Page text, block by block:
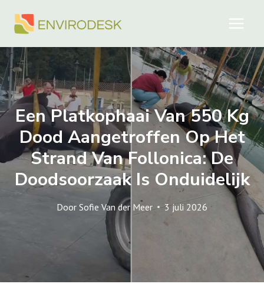
naar
Een Platkophaai Van 550 Kg
Dood Aangetroffen Op Het
Strand Van Follonica: De
Doodsoorzaak Is Onduidelijk
Door Sofie Van der Meer 3 juli 2026